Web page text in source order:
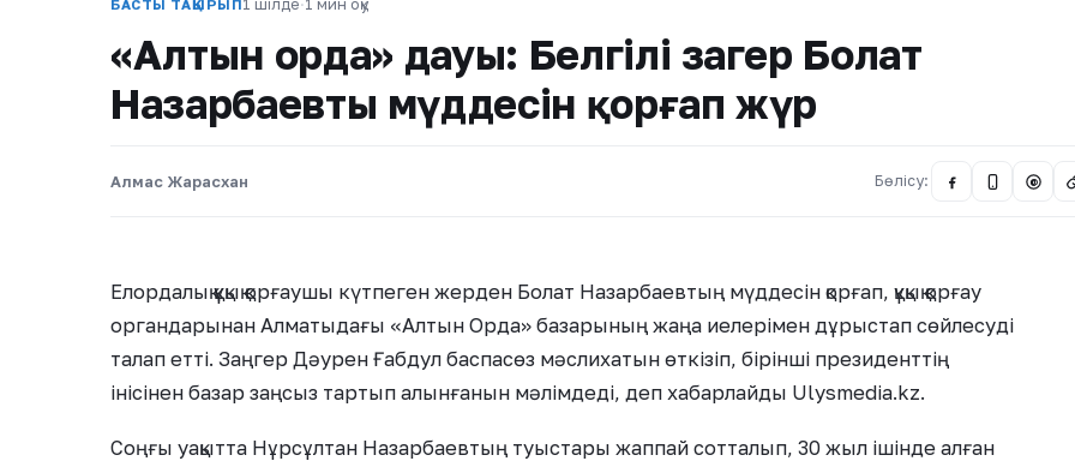
БАСТЫ ТАҚЫРЫП1 шілде·1 мин оқу
«Алтын орда» дауы: Белгілі заңгер Болат
Назарбаевтың мүддесін қорғап жүр
Алмас Жарасхан Бөлісу: @
Елордалық құқық қорғаушы күтпеген жерден Болат Назарбаевтың мүддесін қорғап, құқық қорғау
органдарынан Алматыдағы «Алтын Орда» базарының жаңа иелерімен дұрыстап сөйлесуді
талап етті. Заңгер Дәурен Ғабдул баспасөз мәслихатын өткізіп, бірінші президенттің
інісінен базар заңсыз тартып алынғанын мәлімдеді, деп хабарлайды Ulysmedia.kz.
Соңғы уақытта Нұрсұлтан Назарбаевтың туыстары жаппай сотталып, 30 жыл ішінде алған